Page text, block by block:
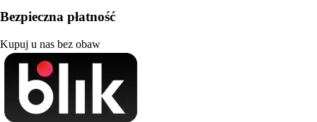
Bezpieczna płatność
Kupuj u nas bez obaw